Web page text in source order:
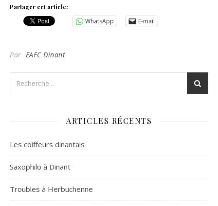
Partager cet article:
WhatsApp E-mail
Par EAFC Dinant
ARTICLES RÉCENTS
Les coiffeurs dinantais
Saxophilo à Dinant
Troubles à Herbuchenne